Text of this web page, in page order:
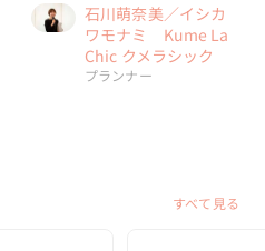
石川萌奈美／イシカ
ワモナミ Kume La
Chic クメラシック
プランナー
すべて見る